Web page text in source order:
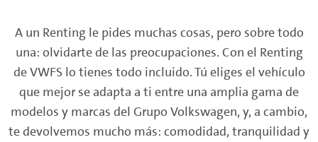
A un Renting le pides muchas cosas, pero sobre todo
una: olvidarte de las preocupaciones. Con el Renting
de VWFS lo tienes todo incluido. Tú eliges el vehículo
que mejor se adapta a ti entre una amplia gama de
modelos y marcas del Grupo Volkswagen, y, a cambio,
te devolvemos mucho más: comodidad, tranquilidad y